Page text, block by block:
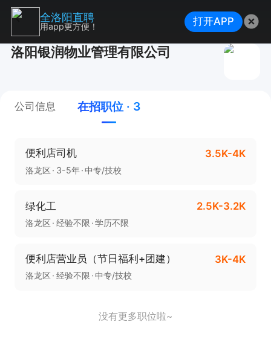
洛阳银润物业管理有限公司
公司信息 在招职位 · 3
便利店司机 3.5K-4K
洛龙区 3-5年 中专/技校
绿化工 2.5K-3.2K
洛龙区 经验不限 学历不限
便利店营业员（节日福利+团建） 3K-4K
洛龙区 经验不限 中专/技校
没有更多职位啦~
全洛阳直聘
用app更方便！ 打开APP